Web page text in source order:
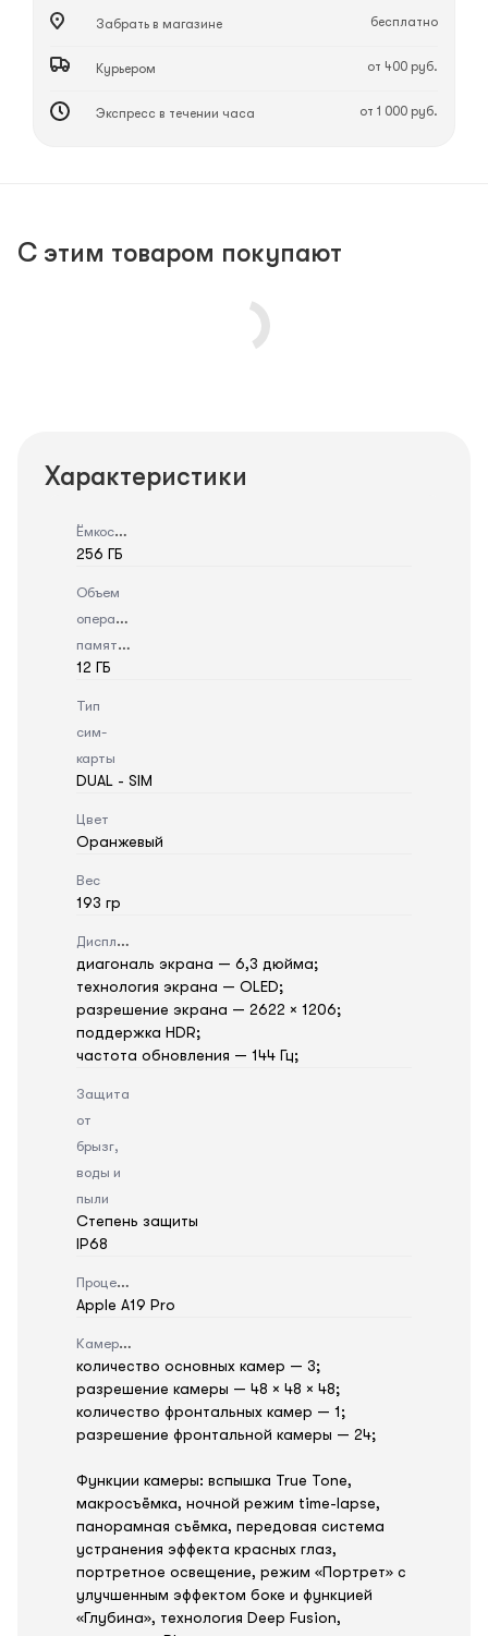
Забрать в магазине бесплатно
Курьером от 400 руб.
Экспресс в течении часа от 1 000 руб.
С этим товаром покупают
Характеристики
Ёмкость
256 ГБ
Объем
оперативной
памяти
12 ГБ
Тип
сим-
карты
DUAL - SIM
Цвет
Оранжевый
Вес
193 гр
Дисплей
диагональ экрана — 6,3 дюйма;
технология экрана — OLED;
разрешение экрана — 2622 × 1206;
поддержка HDR;
частота обновления — 144 Гц;
Защита
от
брызг,
воды и
пыли
Степень защиты
IP68
Процессор
Apple A19 Pro
Камера
количество основных камер — 3;
разрешение камеры — 48 × 48 × 48;
количество фронтальных камер — 1;
разрешение фронтальной камеры — 24;
Функции камеры: вспышка True Tone,
макросъёмка, ночной режим time-lapse,
панорамная съёмка, передовая система
устранения эффекта красных глаз,
портретное освещение, режим «Портрет» с
улучшенным эффектом боке и функцией
«Глубина», технология Deep Fusion,